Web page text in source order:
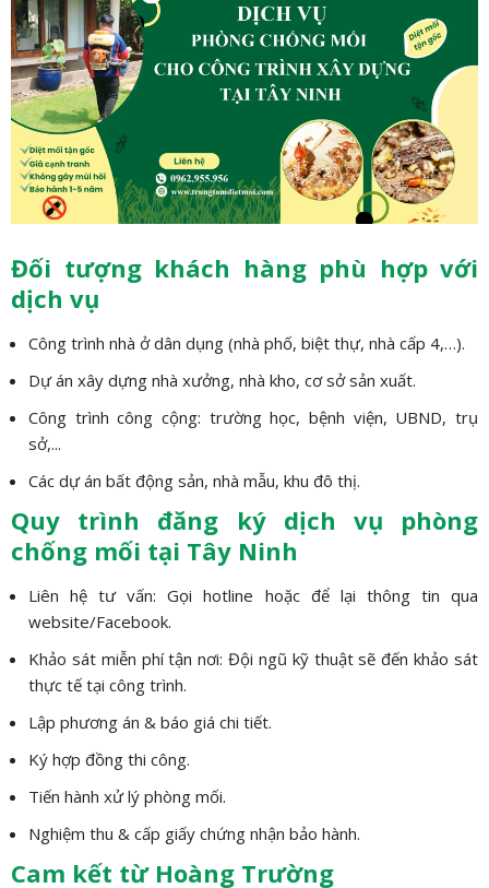
Đối tượng khách hàng phù hợp với
dịch vụ
Công trình nhà ở dân dụng (nhà phố, biệt thự, nhà cấp 4,…).
Dự án xây dựng nhà xưởng, nhà kho, cơ sở sản xuất.
Công trình công cộng: trường học, bệnh viện, UBND, trụ
sở,...
Các dự án bất động sản, nhà mẫu, khu đô thị.
Quy trình đăng ký dịch vụ phòng
chống mối tại Tây Ninh
Liên hệ tư vấn: Gọi hotline hoặc để lại thông tin qua
website/Facebook.
Khảo sát miễn phí tận nơi: Đội ngũ kỹ thuật sẽ đến khảo sát
thực tế tại công trình.
Lập phương án & báo giá chi tiết.
Ký hợp đồng thi công.
Tiến hành xử lý phòng mối.
Nghiệm thu & cấp giấy chứng nhận bảo hành.
Cam kết từ Hoàng Trường